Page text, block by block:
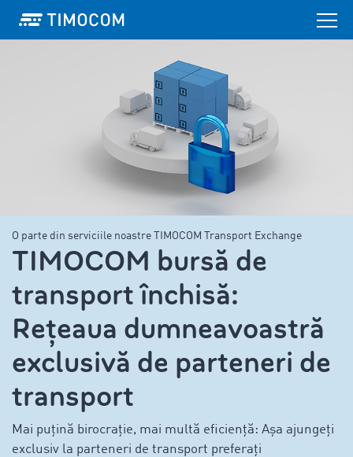
O parte din serviciile noastre TIMOCOM Transport Exchange
TIMOCOM bursă de
transport închisă:
Rețeaua dumneavoastră
exclusivă de parteneri de
transport
Mai puțină birocrație, mai multă eficiență: Așa ajungeți
exclusiv la parteneri de transport preferați